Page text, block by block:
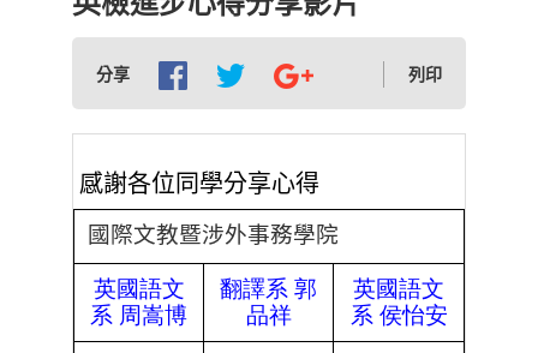
分享 列印
感謝各位同學分享心得
國際文教暨涉外事務學院
英國語文
系 周嵩博
翻譯系 郭
品祥
英國語文
系 侯怡安